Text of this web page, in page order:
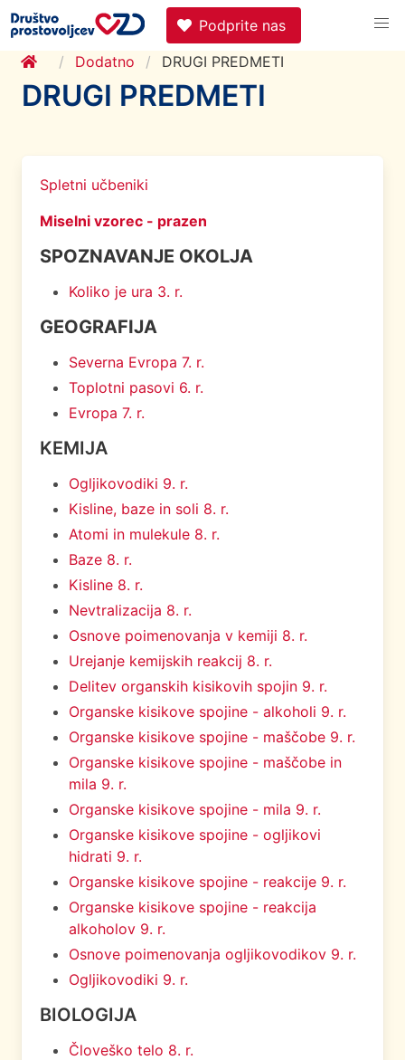
Podprite nas
Dodatno
DRUGI PREDMETI
DRUGI PREDMETI
Spletni učbeniki
Miselni vzorec - prazen
SPOZNAVANJE OKOLJA
Koliko je ura 3. r.
GEOGRAFIJA
Severna Evropa 7. r.
Toplotni pasovi 6. r.
Evropa 7. r.
KEMIJA
Ogljikovodiki 9. r.
Kisline, baze in soli 8. r.
Atomi in mulekule 8. r.
Baze 8. r.
Kisline 8. r.
Nevtralizacija 8. r.
Osnove poimenovanja v kemiji 8. r.
Urejanje kemijskih reakcij 8. r.
Delitev organskih kisikovih spojin 9. r.
Organske kisikove spojine - alkoholi 9. r.
Organske kisikove spojine - maščobe 9. r.
Organske kisikove spojine - maščobe in
mila 9. r.
Organske kisikove spojine - mila 9. r.
Organske kisikove spojine - ogljikovi
hidrati 9. r.
Organske kisikove spojine - reakcije 9. r.
Organske kisikove spojine - reakcija
alkoholov 9. r.
Osnove poimenovanja ogljikovodikov 9. r.
Ogljikovodiki 9. r.
BIOLOGIJA
Človeško telo 8. r.